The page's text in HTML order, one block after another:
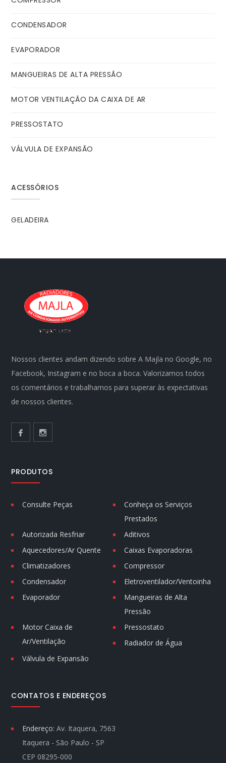
CONDENSADOR
EVAPORADOR
MANGUEIRAS DE ALTA PRESSÃO
MOTOR VENTILAÇÃO DA CAIXA DE AR
PRESSOSTATO
VÁLVULA DE EXPANSÃO
ACESSÓRIOS
GELADEIRA
Nossos clientes andam dizendo sobre A Majla no Google, no
Facebook, Instagram e no boca a boca. Valorizamos todos
os comentários e trabalhamos para superar às expectativas
de nossos clientes.
PRODUTOS
Consulte Peças
Conheça os Serviços
Prestados
Autorizada Resfriar
Aditivos
Aquecedores/Ar Quente
Caixas Evaporadoras
Climatizadores
Compressor
Condensador
Eletroventilador/Ventoinha
Evaporador
Mangueiras de Alta
Pressão
Motor Caixa de
Ar/Ventilação
Pressostato
Radiador de Água
Válvula de Expansão
CONTATOS E ENDEREÇOS
Endereço: Av. Itaquera, 7563
Itaquera - São Paulo - SP
CEP 08295-000